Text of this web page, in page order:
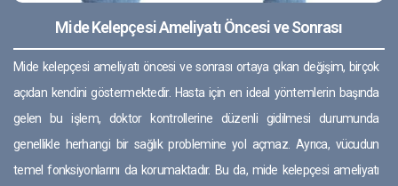
Mide Kelepçesi Ameliyatı Öncesi ve Sonrası
Mide kelepçesi ameliyatı öncesi ve sonrası ortaya çıkan değişim, birçok
açıdan kendini göstermektedir. Hasta için en ideal yöntemlerin başında
gelen bu işlem, doktor kontrollerine düzenli gidilmesi durumunda
genellikle herhangi bir sağlık problemine yol açmaz. Ayrıca, vücudun
temel fonksiyonlarını da korumaktadır. Bu da, mide kelepçesi ameliyatı